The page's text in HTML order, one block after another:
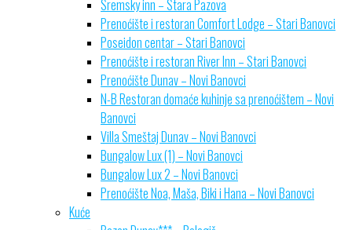
Sremsky inn – Stara Pazova
Prenoćište i restoran Comfort Lodge – Stari Banovci
Poseidon centar – Stari Banovci
Prenoćište i restoran River Inn – Stari Banovci
Prenoćište Dunav – Novi Banovci
N-B Restoran domaće kuhinje sa prenoćištem – Novi
Banovci
Villa Smeštaj Dunav – Novi Banovci
Bungalow Lux (1) – Novi Banovci
Bungalow Lux 2 – Novi Banovci
Prenoćište Noa, Maša, Biki i Hana – Novi Banovci
Kuće